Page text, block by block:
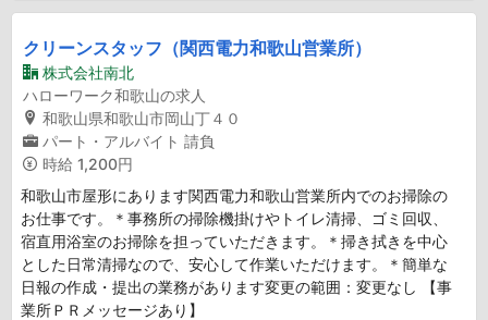
クリーンスタッフ（関西電力和歌山営業所）
株式会社南北
ハローワーク和歌山の求人
和歌山県和歌山市岡山丁４０
パート・アルバイト 請負
時給 1,200円
和歌山市屋形にあります関西電力和歌山営業所内でのお掃除の
お仕事です。＊事務所の掃除機掛けやトイレ清掃、ゴミ回収、
宿直用浴室のお掃除を担っていただきます。＊掃き拭きを中心
とした日常清掃なので、安心して作業いただけます。＊簡単な
日報の作成・提出の業務があります変更の範囲：変更なし 【事
業所ＰＲメッセージあり】